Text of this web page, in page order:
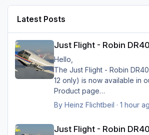
Latest Posts
Just Flight - Robin
Hello,
The Just Flight - Robin
12 only) is now available in
Product page
By Heinz Flichtbeil · 1 hour
Just Flight - Robin